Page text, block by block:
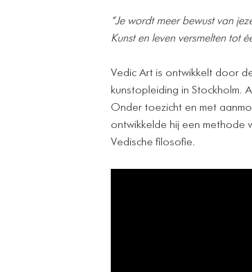
“Je wordt meer bewust van
Kunst en leven versmelten tot
Vedic Art is ontwikkelt door
kunstopleiding in Stockholm.
Onder toezicht en met
ontwikkelde hij een methode
Vedische filosofie.